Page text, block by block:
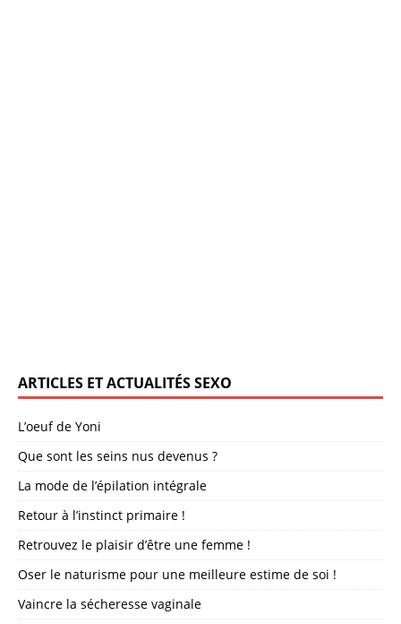
ARTICLES ET ACTUALITÉS SEXO
L’oeuf de Yoni
Que sont les seins nus devenus ?
La mode de l’épilation intégrale
Retour à l’instinct primaire !
Retrouvez le plaisir d’être une femme !
Oser le naturisme pour une meilleure estime de soi !
Vaincre la sécheresse vaginale